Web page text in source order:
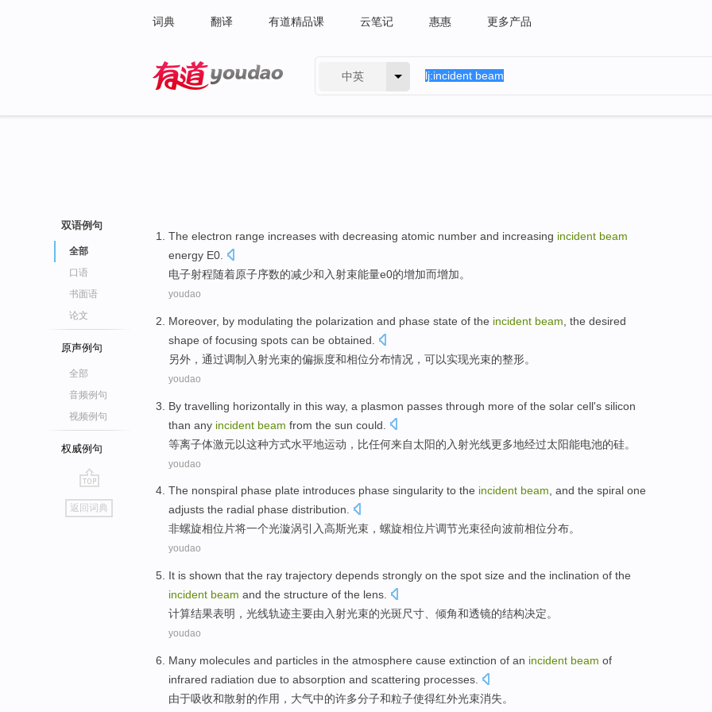
词典 翻译 有道精品课 云笔记 惠惠 更多产品
中英
双语例句
全部
口语
书面语
论文
原声例句
全部
音频例句
视频例句
权威例句
go
top
返回词典
The electron range increases with decreasing atomic number and increasing incident beam
energy E0
电子射程随着原子序数的减少和 入射束能量e0的增加而增加。
youdao
Moreover, by modulating the polarization and phase state of the incident beam , the desired
shape of focusing spots can be obtained.
另外 ， 通过调制 入射光束的偏振度和相位分布情况 ， 可以实现光束的整形。
youdao
By travelling horizontally in this way, a plasmon passes through more of the solar cell's silicon
than any incident beam from the sun could.
等离子体激元以这种方式水平地运动， 比任何来自太阳的 入射光线更多地经过太阳能电池的硅。
youdao
The nonspiral phase plate introduces phase singularity to the incident beam, and the spiral one
adjusts the radial phase distribution.
非螺旋相位片将一个光漩涡引入高斯光束， 螺旋相位片调节光束径向波前相位分布。
youdao
It is shown that the ray trajectory depends strongly on the spot size and the inclination of the
incident beam and the structure of the lens.
计算结果表明， 光线轨迹主要由 入射光束的光斑尺寸 倾角和透镜的结构决定。
youdao
Many molecules and particles in the atmosphere cause extinction of an incident beam of
infrared radiation due to absorption and scattering processes
由于吸收和散射的作用， 大气中的许多分子和粒子使得红外光束消失。